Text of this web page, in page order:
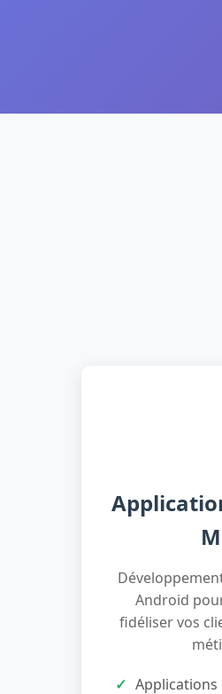
Android
fidéliser vos